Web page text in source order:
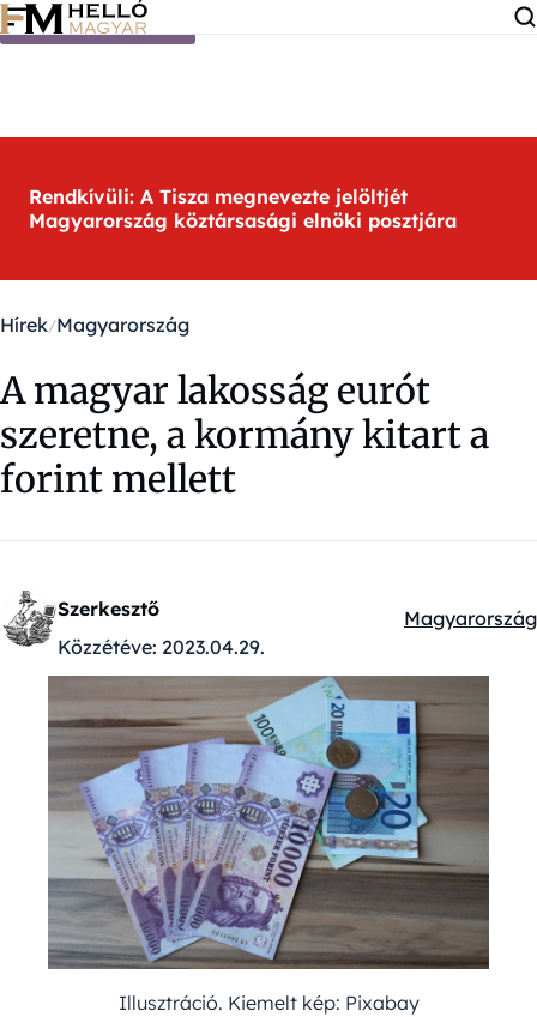
Ugrás a tartalomra
Rendkívüli: A Tisza megnevezte jelöltjét
Magyarország köztársasági elnöki posztjára
Hírek Magyarország
A magyar lakosság eurót
szeretne, a kormány kitart a
forint mellett
Szerkesztő
Közzétéve: 2023.04.29.
Kategóriák:
Magyarország
Illusztráció. Kiemelt kép: Pixabay